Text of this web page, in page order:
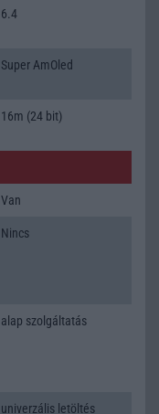
6.4
Super AmOled
16m (24 bit)
Van
Nincs
alap szolgáltatás
univerzális letöltés